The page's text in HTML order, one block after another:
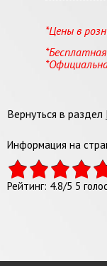
*Цены в
Вернуться в раздел
Информация на
Рейтинг: 4.8/5 5